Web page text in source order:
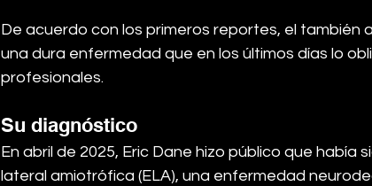
De acuerdo con los primeros reportes, el también
una dura enfermedad que en los últimos días lo
profesionales.
Su diagnóstico
En abril de 2025, Eric Dane hizo público que había
lateral amiotrófica (ELA), una enfermedad